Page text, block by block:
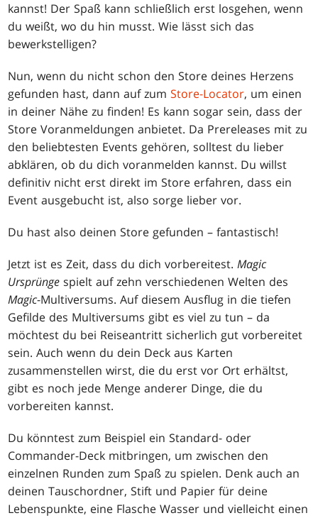
kannst! Der Spaß kann schließlich erst losgehen, wenn
du weißt, wo du hin musst. Wie lässt sich das
bewerkstelligen?
Nun, wenn du nicht schon den Store deines Herzens
gefunden hast, dann auf zumStore-Locator, um einen
in deiner Nähe zu finden! Es kann sogar sein, dass der
Store Voranmeldungen anbietet. Da Prereleases mit zu
den beliebtesten Events gehören, solltest du lieber
abklären, ob du dich voranmelden kannst. Du willst
definitiv nicht erst direkt im Store erfahren, dass ein
Event ausgebucht ist, also sorge lieber vor.
Du hast also deinen Store gefunden – fantastisch!
Jetzt ist es Zeit, dass du dich vorbereitest.Magic
Ursprünge spielt auf zehn verschiedenen Welten des
Magic-Multiversums. Auf diesem Ausflug in die tiefen
Gefilde des Multiversums gibt es viel zu tun – da
möchtest du bei Reiseantritt sicherlich gut vorbereitet
sein. Auch wenn du dein Deck aus Karten
zusammenstellen wirst, die du erst vor Ort erhältst,
gibt es noch jede Menge anderer Dinge, die du
vorbereiten kannst.
Du könntest zum Beispiel ein Standard- oder
Commander-Deck mitbringen, um zwischen den
einzelnen Runden zum Spaß zu spielen. Denk auch an
deinen Tauschordner, Stift und Papier für deine
Lebenspunkte, eine Flasche Wasser und vielleicht einen